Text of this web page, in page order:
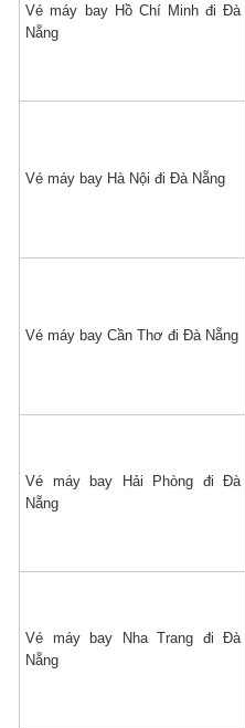
Vé máy bay Hồ Chí Minh đi Đà
Nẵng
Vé máy bay Hà Nội đi Đà Nẵng
Vé máy bay Cần Thơ đi Đà Nẵng
Vé máy bay Hải Phòng đi Đà
Nẵng
Vé máy bay Nha Trang đi Đà
Nẵng